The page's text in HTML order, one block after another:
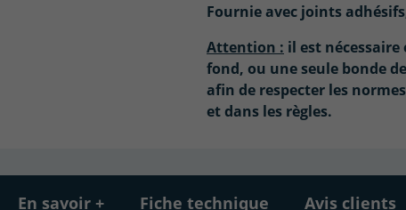
Fournie avec joints
Attention : il est
fond, ou une seule bonde
afin de respecter les
et dans les règles.
En savoir + Fiche technique Avis clients